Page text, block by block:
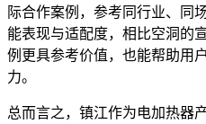
际合作案例，参考同行业、同
能表现与适配度，相比空洞的
例更具参考价值，也能帮助用
力。
总而言之，镇江作为电加热器